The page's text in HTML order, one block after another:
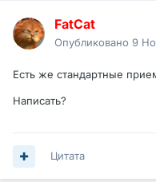
FatCat
Опубликовано 9
Есть же стандартные
Написать?
Цитата